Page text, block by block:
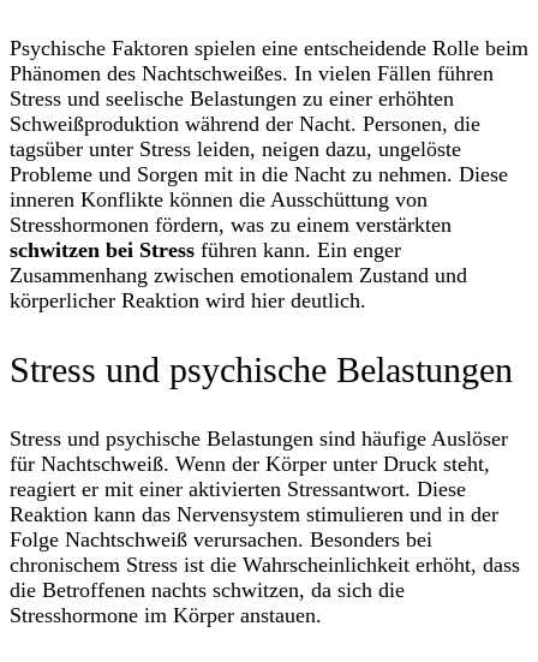
Psychische Faktoren spielen eine entscheidende Rolle beim
Phänomen des Nachtschweißes. In vielen Fällen führen
Stress und seelische Belastungen zu einer erhöhten
Schweißproduktion während der Nacht. Personen, die
tagsüber unter Stress leiden, neigen dazu, ungelöste
Probleme und Sorgen mit in die Nacht zu nehmen. Diese
inneren Konflikte können die Ausschüttung von
Stresshormonen fördern, was zu einem verstärkten
schwitzen bei Stress führen kann. Ein enger
Zusammenhang zwischen emotionalem Zustand und
körperlicher Reaktion wird hier deutlich.
Stress und psychische Belastungen
Stress und psychische Belastungen sind häufige Auslöser
für Nachtschweiß. Wenn der Körper unter Druck steht,
reagiert er mit einer aktivierten Stressantwort. Diese
Reaktion kann das Nervensystem stimulieren und in der
Folge Nachtschweiß verursachen. Besonders bei
chronischem Stress ist die Wahrscheinlichkeit erhöht, dass
die Betroffenen nachts schwitzen, da sich die
Stresshormone im Körper anstauen.